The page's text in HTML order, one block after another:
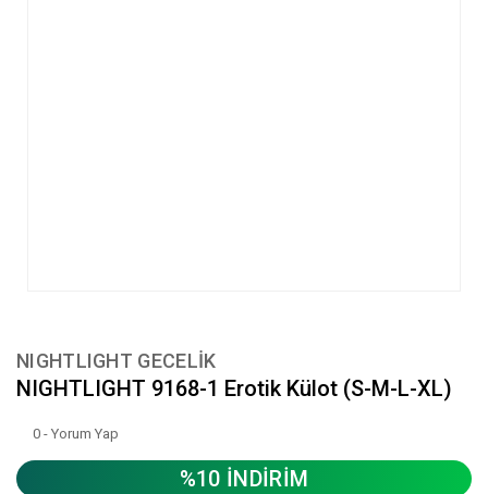
NIGHTLIGHT GECELİK
NIGHTLIGHT 9168-1 Erotik Külot (S-M-L-XL)
0 - Yorum Yap
%10 İNDİRİM